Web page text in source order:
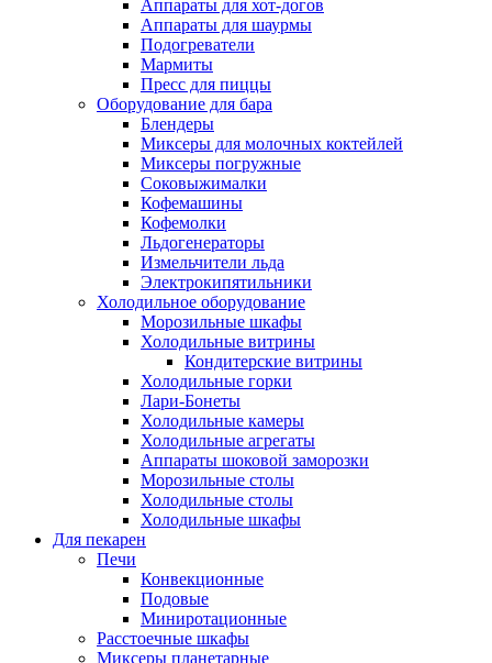
Аппараты для хот-догов
Аппараты для шаурмы
Подогреватели
Мармиты
Пресс для пиццы
Оборудование для бара
Блендеры
Миксеры для молочных коктейлей
Миксеры погружные
Соковыжималки
Кофемашины
Кофемолки
Льдогенераторы
Измельчители льда
Электрокипятильники
Холодильное оборудование
Морозильные шкафы
Холодильные витрины
Кондитерские витрины
Холодильные горки
Лари-Бонеты
Холодильные камеры
Холодильные агрегаты
Аппараты шоковой заморозки
Морозильные столы
Холодильные столы
Холодильные шкафы
Для пекарен
Печи
Конвекционные
Подовые
Миниротационные
Расстоечные шкафы
Миксеры планетарные